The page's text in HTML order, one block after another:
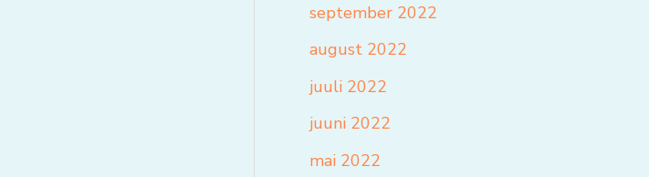
september 2022
august 2022
juuli 2022
juuni 2022
mai 2022